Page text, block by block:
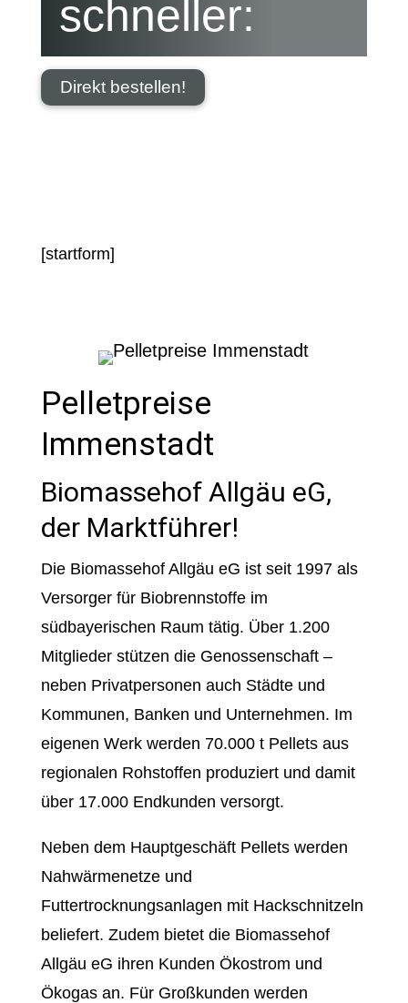
schneller:
Direkt bestellen!
[startform]
Pelletpreise
Immenstadt
Biomassehof Allgäu eG,
der Marktführer!
Die Biomassehof Allgäu eG ist seit 1997 als
Versorger für Biobrennstoffe im
südbayerischen Raum tätig. Über 1.200
Mitglieder stützen die Genossenschaft –
neben Privatpersonen auch Städte und
Kommunen, Banken und Unternehmen. Im
eigenen Werk werden 70.000 t Pellets aus
regionalen Rohstoffen produziert und damit
über 17.000 Endkunden versorgt.
Neben dem Hauptgeschäft Pellets werden
Nahwärmenetze und
Futtertrocknungsanlagen mit Hackschnitzeln
beliefert. Zudem bietet die Biomassehof
Allgäu eG ihren Kunden Ökostrom und
Ökogas an. Für Großkunden werden